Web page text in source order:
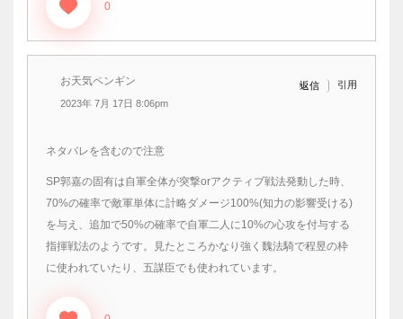
0
お天気ペンギン
2023年 7月 17日 8:06pm
返信 引用
ネタバレを含むので注意
SP郭嘉の固有は自軍全体が突撃orアクティブ戦法発動した時、
70%の確率で敵軍単体に計略ダメージ100%(知力の影響受ける)
を与え、追加で50%の確率で自軍二人に10%の心攻を付与する
指揮戦法のようです。見たところかなり強く魏法騎で程昱の枠
に使われていたり、五謀臣でも使われています。